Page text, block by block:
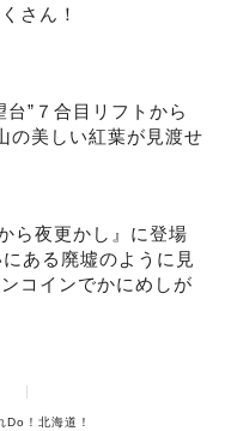
さん！
”７合目リフトから
の美しい紅葉が見渡せ
ら夜更かし』に登場
ある廃墟のように見
コインでかにめしが
！北海道！